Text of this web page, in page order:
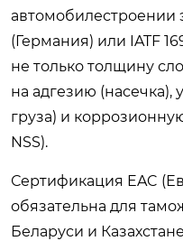
автомобилестроении
(Германия) или IATF
не только толщину
на адгезию (насечка),
груза) и
NSS).
Сертификация EAC
обязательна для
Беларуси и